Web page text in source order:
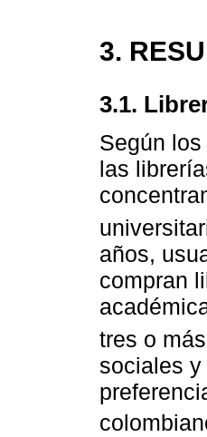
3.
3.1.
Según
las
años,
compran
tres o
sociales